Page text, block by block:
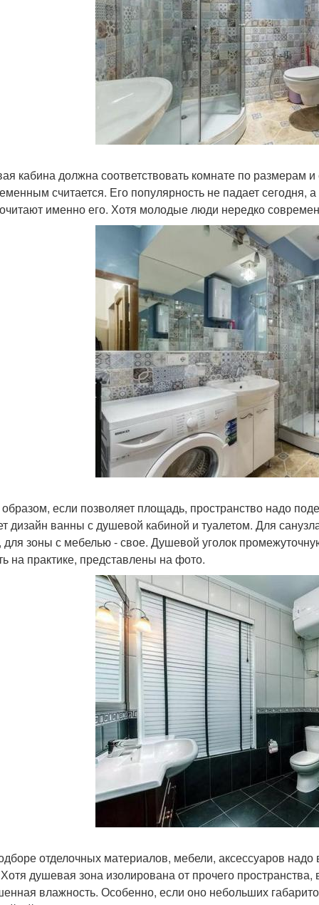
кабина должна соответствовать комнате по размерам
считается. Его популярность не падает сегодня,
именно его. Хотя молодые люди нередко
если позволяет площадь, пространство надо
дизайн ванны с душевой кабиной и туалетом. Для
для зоны с мебелью - свое. Душевой уголок
на практике, представлены на фото.
отделочных материалов, мебели, аксессуаров
душевая зона изолирована от прочего
влажность. Особенно, если оно небольших